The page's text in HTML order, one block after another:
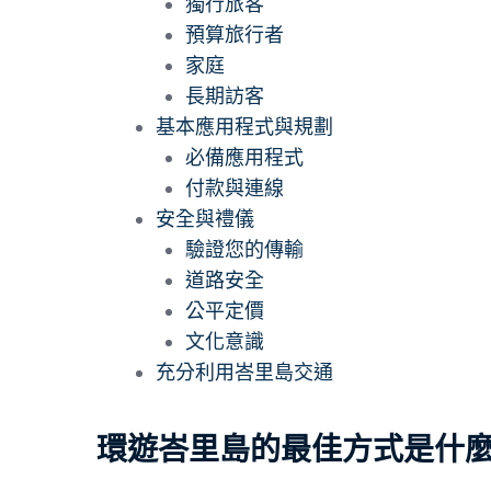
獨行旅客
預算旅行者
家庭
長期訪客
基本應用程式與規劃
必備應用程式
付款與連線
安全與禮儀
驗證您的傳輸
道路安全
公平定價
文化意識
充分利用峇里島交通
環遊峇里島的最佳方式是什